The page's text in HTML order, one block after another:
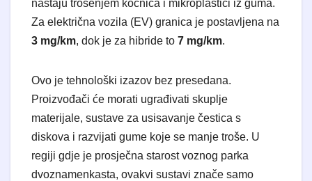
nastaju trošenjem kočnica i mikroplastici iz guma.
Za električna vozila (EV) granica je postavljena na
3 mg/km, dok je za hibride to 7 mg/km.
​Ovo je tehnološki izazov bez presedana.
Proizvođači će morati ugrađivati skuplje
materijale, sustave za usisavanje čestica s
diskova i razvijati gume koje se manje troše. U
regiji gdje je prosječna starost voznog parka
dvoznamenkasta, ovakvi sustavi znače samo